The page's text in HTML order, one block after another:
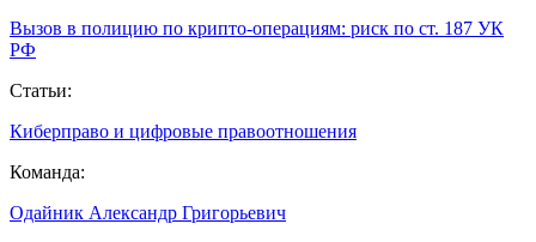
Вызов в полицию по крипто‑операциям: риск по ст. 187 УК
РФ
Статьи:
Киберправо и цифровые правоотношения
Команда:
Одайник Александр Григорьевич